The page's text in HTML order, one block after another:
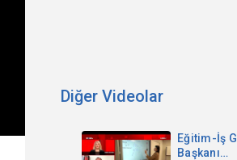
Diğer Videolar
Eğitim-İş
Başkanı